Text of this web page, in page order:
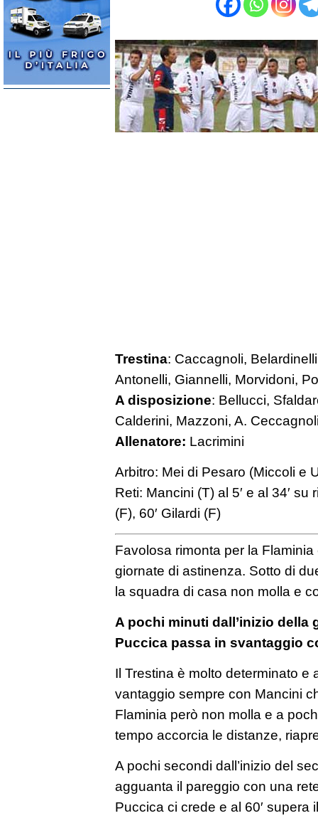
Trestina: Caccagnoli,
Antonelli, Giannelli, Morvidoni,
A disposizione: Bellucci,
Calderini, Mazzoni, A.
Allenatore: Lacrimini
Arbitro: Mei di Pesaro (Miccoli e
Reti: Mancini (T) al 5′ e al 34′ su
(F), 60′ Gilardi (F)
Favolosa rimonta per la
giornate di astinenza. Sotto di
la squadra di casa non molla e
A pochi minuti dall’inizio della
Puccica passa in svantaggio
Il Trestina è molto determinato e
vantaggio sempre con Mancini
Flaminia però non molla e a
tempo accorcia le distanze,
A pochi secondi dall’inizio del
agguanta il pareggio con una
Puccica ci crede e al 60′ supera